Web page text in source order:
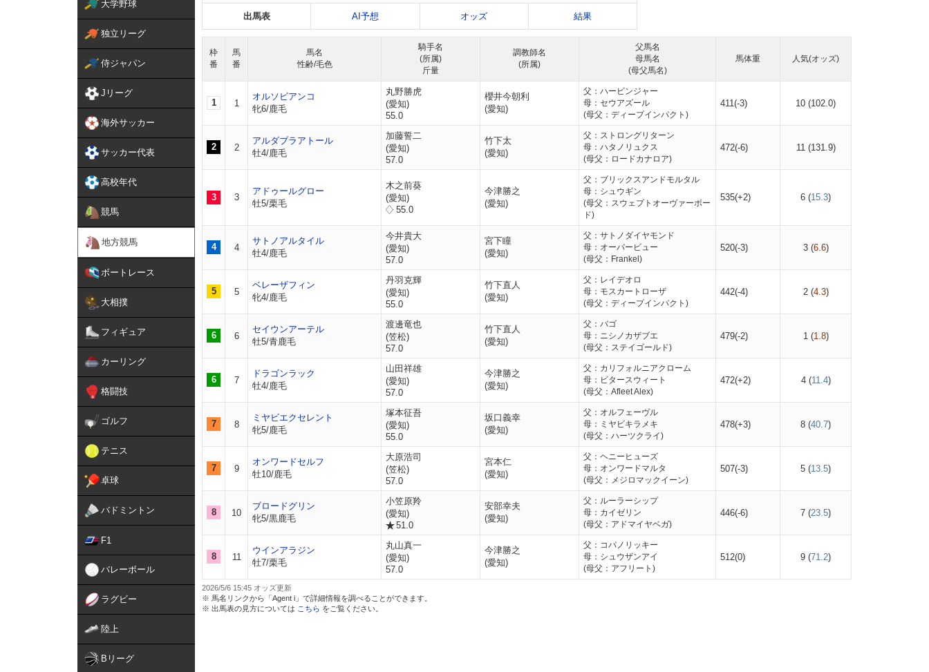
大学野球
独立リーグ
侍ジャパン
Jリーグ
海外サッカー
サッカー代表
高校年代
競馬
地方競馬
ボートレース
大相撲
フィギュア
カーリング
格闘技
ゴルフ
テニス
卓球
バドミントン
F1
バレーボール
ラグビー
陸上
Bリーグ
出馬表 AI予想 オッズ 結果
枠
番
馬
番
馬名
性齢/毛色
騎手名
(所属)
斤量
調教師名
(所属)
父馬名
母馬名
(母父馬名)
馬体重 人気(オッズ)
1 1
オルソビアンコ
牝6/鹿毛
丸野勝虎
(愛知)
55.0
櫻井今朝利
(愛知)
父：ハービンジャー
母：セウアズール
(母父：ディープインパクト)
411(-3) 10 (102.0)
2 2
アルダブラアトール
牡4/鹿毛
加藤誓二
(愛知)
57.0
竹下太
(愛知)
父：ストロングリターン
母：ハタノリュクス
(母父：ロードカナロア)
472(-6) 11(131.9)
3 3
アドゥールグロー
牡5/栗毛
木之前葵
(愛知)
55.0
今津勝之
(愛知)
父：ブリックスアンドモルタル
母：シュウギン
(母父：スウェプトオーヴァーボー
ド)
535(+2) 6 (15.3)
4 4
サトノアルタイル
牡4/鹿毛
今井貴大
(愛知)
57.0
宮下瞳
(愛知)
父：サトノダイヤモンド
母：オーバービュー
(母父：Frankel)
520(-3) 3(6.6)
5 5
ベレーザフィン
牝4/鹿毛
丹羽克輝
(愛知)
55.0
竹下直人
(愛知)
父：レイデオロ
母：モスカートローザ
(母父：ディープインパクト)
442(-4) 2(4.3)
6 6
セイウンアーテル
牡5/青鹿毛
渡邊竜也
(笠松)
57.0
竹下直人
(愛知)
父：バゴ
母：ニシノカザブエ
(母父：ステイゴールド)
479(-2) 1(1.8)
6 7
ドラゴンラック
牡4/鹿毛
山田祥雄
(愛知)
57.0
今津勝之
(愛知)
父：カリフォルニアクローム
母：ビタースウィート
(母父：Afleet Alex)
472(+2) 4(11.4)
7 8
ミヤビエクセレント
牝5/鹿毛
塚本征吾
(愛知)
55.0
坂口義幸
(愛知)
父：オルフェーヴル
母：ミヤビキラメキ
(母父：ハーツクライ)
478(+3) 8 (40.7)
7 9
オンワードセルフ
牡10/鹿毛
大原浩司
(笠松)
57.0
宮本仁
(愛知)
父：ヘニーヒューズ
母：オンワードマルタ
(母父：メジロマックイーン)
507(-3) 5 (13.5)
8 10
ブロードグリン
牝5/黒鹿毛
小笠原羚
(愛知)
51.0
安部幸夫
(愛知)
父：ルーラーシップ
母：カイゼリン
(母父：アドマイヤベガ)
446(-6) 7 (23.5)
8 11
ウインアラジン
牡7/栗毛
丸山真一
(愛知)
57.0
今津勝之
(愛知)
父：コパノリッキー
母：シュウザンアイ
(母父：アフリート)
512(0) 9 (71.2)
2026/5/6 15:45
※ 馬名リンクから「Agent i」で詳細情報を調べることができます。
※ 出馬表の見方については こちら をご覧ください。